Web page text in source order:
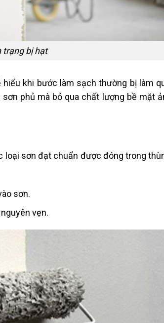
trạng bị hạt
khi bước làm sạch thường bị làm
phủ mà bỏ qua chất lượng bề mặt
sơn đạt chuẩn được đóng trong
sơn.
vẹn.